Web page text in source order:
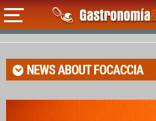
NEWS ABOUTFOCACCIA